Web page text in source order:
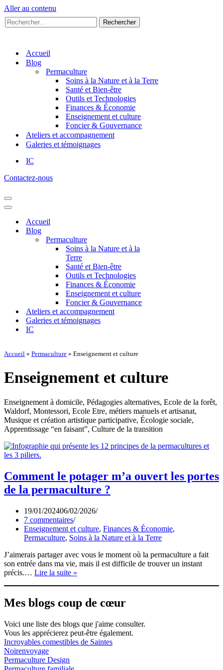
Aller au contenu
Rechercher...
Rechercher
Accueil
Blog
Permaculture
Soins à la Nature et à la Terre
Santé et Bien-être
Outils et Technologies
Finances & Économie
Enseignement et culture
Foncier & Gouvernance
Ateliers et accompagnement
Galeries et témoignages
IC
Contactez-nous
Menu
de
Menu
navigationAccueil
Blog
Permaculture
Soins à la Nature et à la
Terre
Santé et Bien-être
Outils et Technologies
Finances & Économie
Enseignement et culture
Foncier & Gouvernance
Ateliers et accompagnement
Galeries et témoignages
IC
Accueil » Permaculture » Enseignement et culture
Enseignement et culture
Enseignement à domicile, Pédagogies alternatives, Ecole de la forêt,
Waldorf, Montessori, Ecole Etre, métiers manuels et artisanat,
Musique et création artistique participative, Écologie sociale,
Apprentissage “en faisant”, Culture de la transition
Comment le potager m’a ouvert les portes
de la permaculture ?
19/01/202406/02/2026
7 commentaires
Enseignement et culture, Finances & Économie,
Permaculture, Soins à la Nature et à la Terre
J’aimerais partager avec vous le moment où la permaculture a fait
son entrée dans ma vie, mais il est difficile de trouver un instant
précis.… Lire la suite »
ouvert
portes
de
la
Mes blogs coup de cœur
Voici une liste des blogs que j'aime consulter.
Vous les apprécierez peut-être également.
Incroyables comestibles de Saintes
Noirenvoyage
Permaculture Design